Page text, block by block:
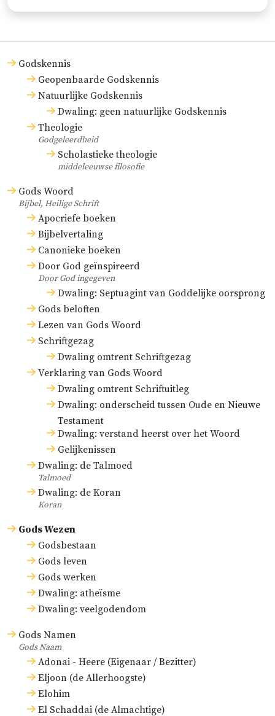
Godskennis
Geopenbaarde Godskennis
Natuurlijke Godskennis
Dwaling: geen natuurlijke Godskennis
Theologie
Godgeleerdheid
Scholastieke theologie
middeleeuwse filosofie
Gods Woord
Bijbel, Heilige Schrift
Apocriefe boeken
Bijbelvertaling
Canonieke boeken
Door God geïnspireerd
Door God ingegeven
Dwaling: Septuagint van Goddelijke oorsprong
Gods beloften
Lezen van Gods Woord
Schriftgezag
Dwaling omtrent Schriftgezag
Verklaring van Gods Woord
Dwaling omtrent Schriftuitleg
Dwaling: onderscheid tussen Oude en Nieuwe
Testament
Dwaling: verstand heerst over het Woord
Gelijkenissen
Dwaling: de Talmoed
Talmoed
Dwaling: de Koran
Koran
Gods Wezen
Godsbestaan
Gods leven
Gods werken
Dwaling: atheïsme
Dwaling: veelgodendom
Gods Namen
Gods Naam
Adonai - Heere (Eigenaar / Bezitter)
Eljoon (de Allerhoogste)
Elohim
El Schaddai (de Almachtige)